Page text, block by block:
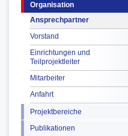
Organisation
Ansprechpartner
Vorstand
Einrichtungen und
Teilprojektleiter
Mitarbeiter
Anfahrt
Projektbereiche
Publikationen